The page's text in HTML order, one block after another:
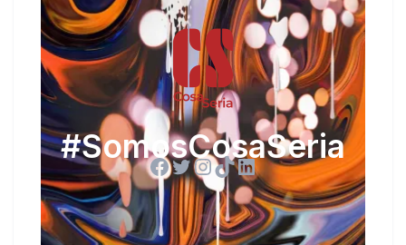
#SomosCosaSeria
Facebook
Twitter
Instagram
TikTok
LinkedIn